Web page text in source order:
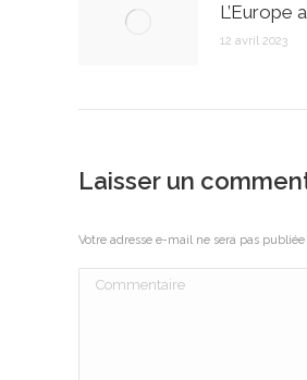
L’Europe
12 avril 2023
Laisser un
Votre adresse e-mail ne sera pas
Commentaire